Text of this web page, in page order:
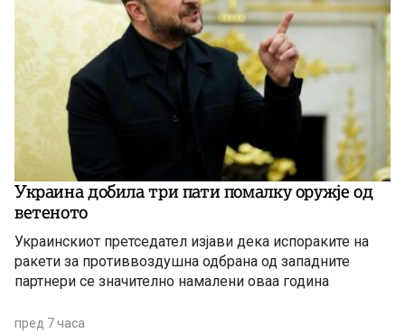
Украина добила три пати помалку оружје од
ветеното
Украинскиот претседател изјави дека испораките на
ракети за противвоздушна одбрана од западните
партнери се значително намалени оваа година
пред 7 часа